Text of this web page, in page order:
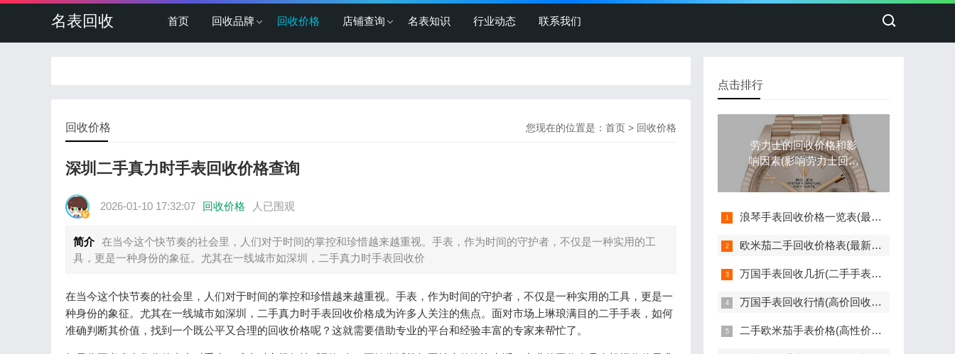
名表回收 首页 回收品牌 回收价格 店铺查询 名表知识 行业动态 联系我们
您现在的位置是： 首页 > 回收价格
回收价格
深圳二手真力时手表回收价格查询
2026-01-10 17:32:07 回收价格 人已围观
简介 在当今这个快节奏的社会里，人们对于时间的掌控和珍惜越来越重视。手表，作为时间的守护者，不仅是一种实用的工
具，更是一种身份的象征。尤其在一线城市如深圳，二手真力时手表回收价
在当今这个快节奏的社会里，人们对于时间的掌控和珍惜越来越重视。手表，作为时间的守护者，不仅是一种实用的工具，更是一
种身份的象征。尤其在一线城市如深圳，二手真力时手表回收价格成为许多人关注的焦点。面对市场上琳琅满目的二手手表，如何
准确判断其价值，找到一个既公平又合理的回收价格呢？这就需要借助专业的平台和经验丰富的专家来帮忙了。
点击排行
劳力士的回收价格和影
响因素(影响劳力士回收
价格的因素)
浪琴手表回收价格一览表(最新版)
欧米茄二手回收价格表(最新欧米茄手表回收价格参考)
万国手表回收几折(二手手表回收价格如何评估)
万国手表回收行情(高价回收指南)
二手欧米茄手表价格(高性价比的二手欧米茄手表推荐)